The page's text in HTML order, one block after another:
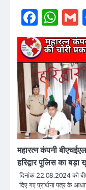
महारत्न कंपनी
हरिद्वार पुलिस का बड़ा
दिनांक 22.08.2024 को
दिए गए प्रार्थना पत्र के